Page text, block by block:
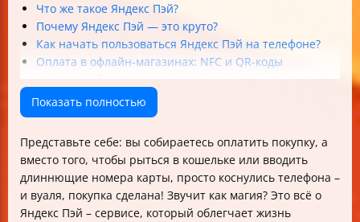
Что же такое Яндекс Пэй?
Почему Яндекс Пэй — это круто?
Как начать пользоваться Яндекс Пэй на телефоне?
Оплата в офлайн-магазинах: NFC и QR-коды
Немного о безопасности (ведь деньги — это святое!)
А что с кэшбэком и баллами «Плюса»?
Таблица: сравнение основных возможностей Яндекс
Заключение
Часто задаваемые вопросы (FAQ)
Чек-лист для комфортной работы с Яндекс Пэй
Советы напоследок
Показать полностью
Представьте себе: вы собираетесь оплатить покупку, а
вместо того, чтобы рыться в кошельке или вводить
длиннющие номера карты, просто коснулись телефона –
и вуаля, покупка сделана! Звучит как магия? Это всё о
Яндекс Пэй – сервисе, который облегчает жизнь